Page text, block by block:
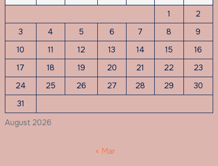
August 2026
1
2
3
4 5 6 7 8
9
10
11 12 13 14 15
16
17
18 19 20 21 22
23
24
25 26 27 28 29
30
31
« Mar